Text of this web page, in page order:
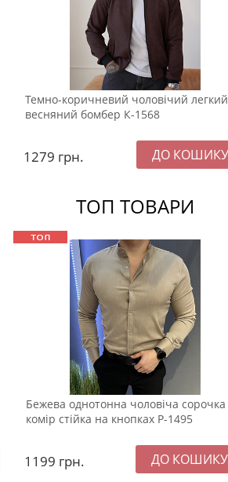
Темно-коричневий чоловічий легкий
весняний бомбер К-1568
1279 грн.
ТОП ТОВАРИ
Бежева однотонна чоловіча сорочка
комір стійка на кнопках Р-1495
1199 грн.